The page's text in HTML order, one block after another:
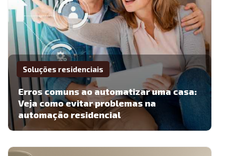
Soluções residenciais
Erros comuns ao automatizar uma casa:
Veja como evitar problemas na
automação residencial